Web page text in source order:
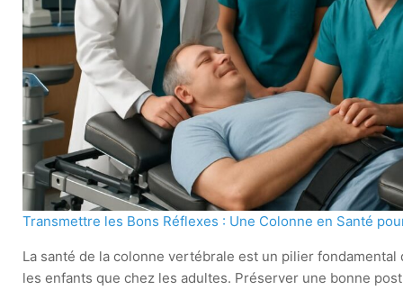
Transmettre les Bons Réflexes : Une Colonne en Santé
La santé de la colonne vertébrale est un pilier
les enfants que chez les adultes. Préserver une bonne